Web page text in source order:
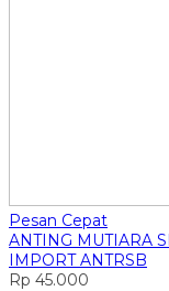
Pesan Cepat
ANTING MUTIARA
IMPORT ANTRSB
Rp 45.000